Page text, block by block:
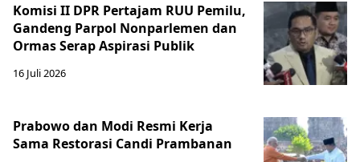
Komisi II DPR Pertajam RUU Pemilu,
Gandeng Parpol Nonparlemen dan
Ormas Serap Aspirasi Publik
16 Juli 2026
Prabowo dan Modi Resmi Kerja
Sama Restorasi Candi Prambanan